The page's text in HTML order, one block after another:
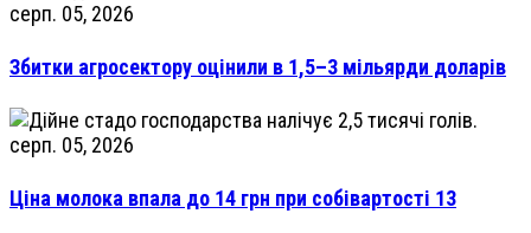
серп. 05, 2026
Збитки агросектору оцінили в 1,5–3 мільярди доларів
серп. 05, 2026
Ціна молока впала до 14 грн при собівартості 13